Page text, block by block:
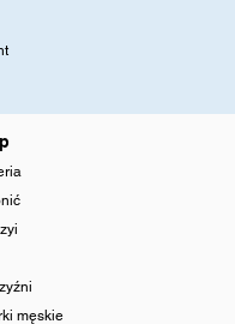
męskie